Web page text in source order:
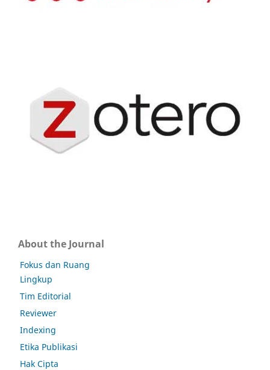
About the Journal
Fokus dan Ruang
Lingkup
Tim Editorial
Reviewer
Indexing
Etika Publikasi
Hak Cipta